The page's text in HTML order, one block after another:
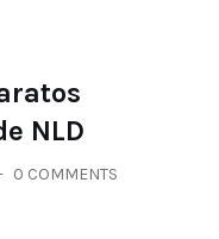
NLD
0 COMMENTS